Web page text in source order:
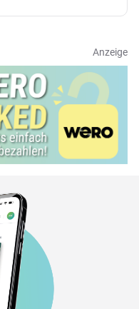
Anzeige